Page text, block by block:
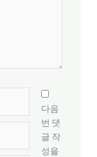
다음
번 댓
글 작
성을